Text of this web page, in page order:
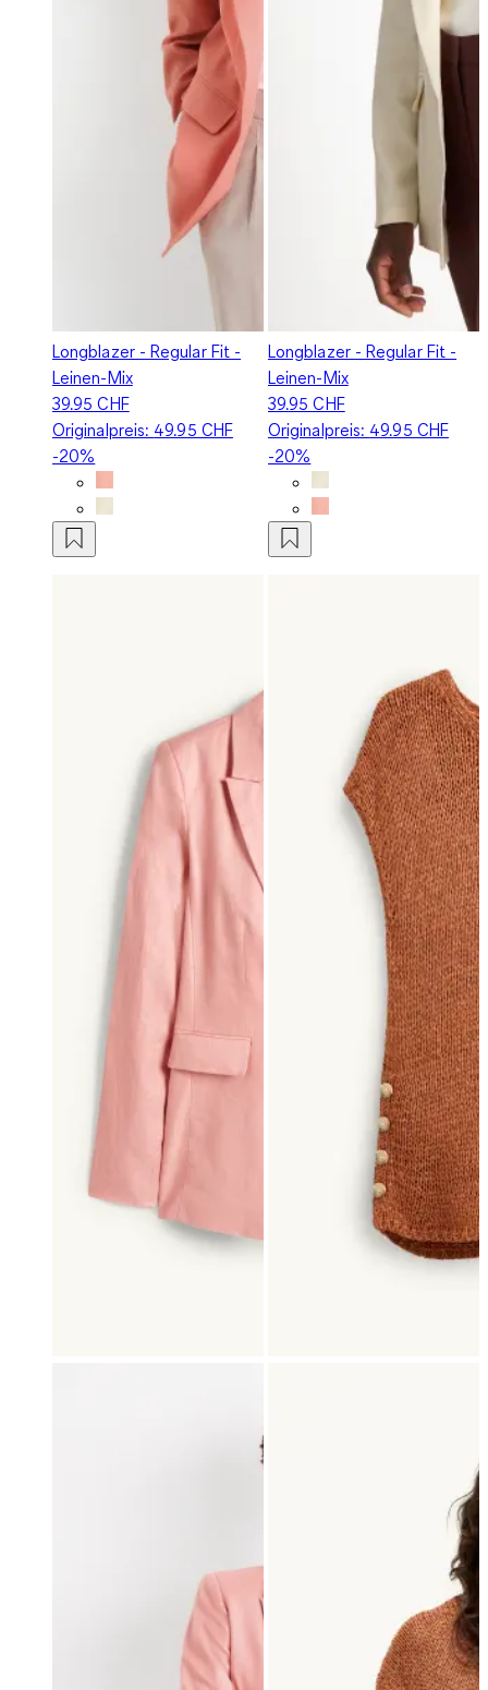
Longblazer - Regular Fit -
Leinen-Mix
39.95 CHF
Originalpreis: 49.95 CHF
-20%
Longblazer - Regular Fit -
Leinen-Mix
39.95 CHF
Originalpreis: 49.95 CHF
-20%